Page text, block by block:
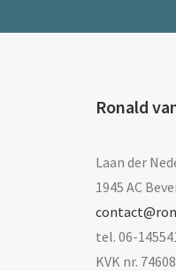
Ronald
Laan der
1945 AC
tel. 06-
KVK nr.